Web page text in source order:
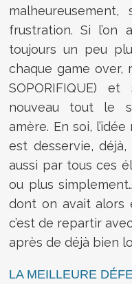
frustration. Si l’on
toujours un peu
chaque game
SOPORIFIQUE)
nouveau tout le
amère. En soi,
est desservie,
aussi par tous ces
ou plus
dont on avait alors
c’est de repartir
après de déjà bien
LA MEILLEURE